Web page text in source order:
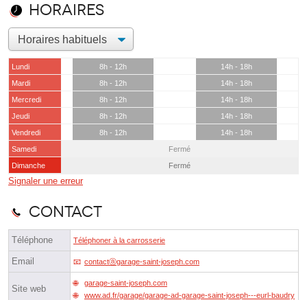
Horaires
Lundi 8h - 12h
14h - 18h
Mardi
8h - 12h
14h - 18h
Mercredi
8h - 12h
14h - 18h
Jeudi
8h - 12h
14h - 18h
Vendredi
8h - 12h
14h - 18h
Samedi
Fermé
Dimanche
Fermé
Signaler une erreur
Contact
Téléphone Téléphoner à la carrosserie
Email contactⓐgarage-saint-joseph.com
Site web
garage-saint-joseph.com
www.ad.fr/garage/garage-ad-garage-saint-joseph---eurl-baudry